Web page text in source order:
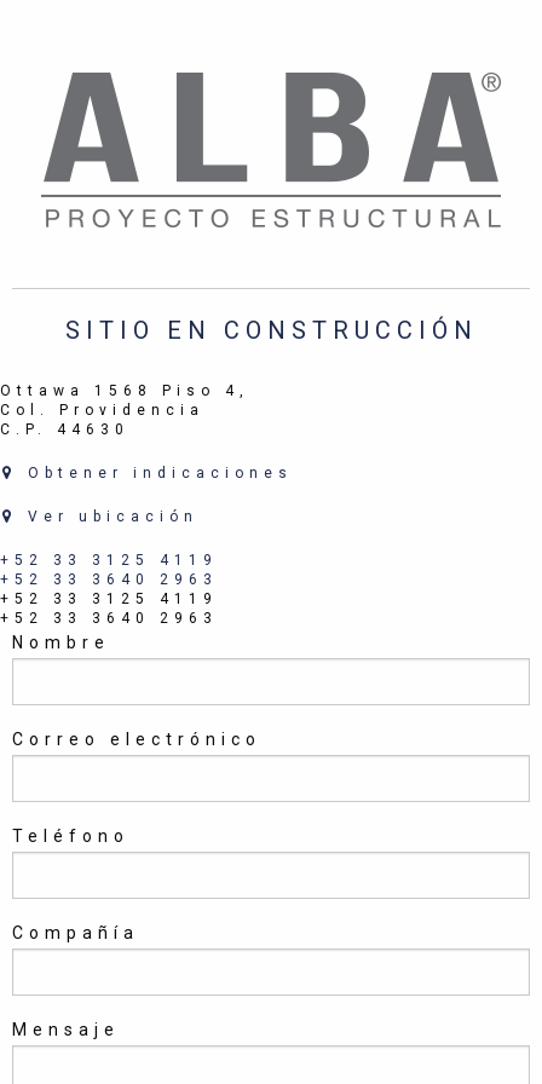
SITIO EN CONSTRUCCIÓN
Ottawa 1568 Piso 4,
Col. Providencia
C.P. 44630
Obtener indicaciones
Ver ubicación
+52 33 3125 4119
+52 33 3640 2963
+52 33 3125 4119
+52 33 3640 2963
Nombre
Correo electrónico
Teléfono
Compañía
Mensaje